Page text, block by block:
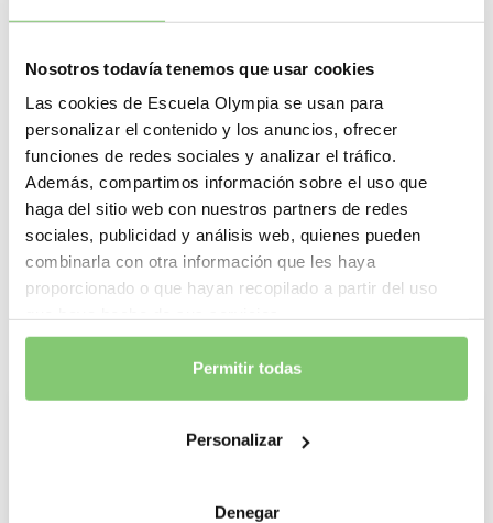
Nosotros todavía tenemos que usar cookies
Las cookies de Escuela Olympia se usan para
personalizar el contenido y los anuncios, ofrecer
funciones de redes sociales y analizar el tráfico.
Además, compartimos información sobre el uso que
haga del sitio web con nuestros partners de redes
sociales, publicidad y análisis web, quienes pueden
combinarla con otra información que les haya
proporcionado o que hayan recopilado a partir del uso
Permitir todas
Personalizar
Denegar
MATRÍCULA :40 €
Descuentos familiares
en las cuotas:
2º miembro: 25% de descuento.
conciencia de tu propio cuerpo, encuentra